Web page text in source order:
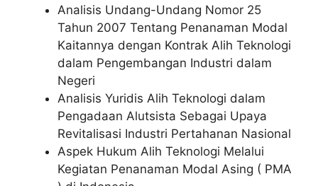
Analisis Undang-Undang Nomor 25
Tahun 2007 Tentang Penanaman Modal
Kaitannya dengan Kontrak Alih Teknologi
dalam Pengembangan Industri dalam
Negeri
Analisis Yuridis Alih Teknologi dalam
Pengadaan Alutsista Sebagai Upaya
Revitalisasi Industri Pertahanan Nasional
Aspek Hukum Alih Teknologi Melalui
Kegiatan Penanaman Modal Asing ( PMA